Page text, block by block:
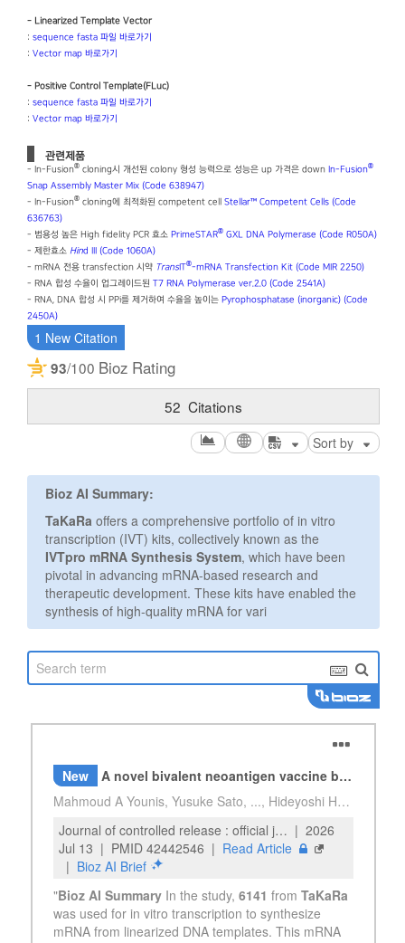
- Linearized Template Vector
: sequence fasta 파일 바로가기
: Vector map 바로가기
- Positive Control Template(FLuc)
: sequence fasta 파일 바로가기
: Vector map 바로가기
관련제품
- In-Fusion® cloning시 개선된 colony 형성 능력으로 성능은 up 가격은 down In-Fusion®
Snap Assembly Master Mix (Code 638947)
- In-Fusion® cloning에 최적화된 competent cell Stellar™ Competent Cells (Code
636763)
- 범용성 높은 High fidelity PCR 효소 PrimeSTAR® GXL DNA Polymerase (Code R050A)
- 제한효소 Hind III (Code 1060A)
- mRNA 전용 transfection 시약 TransIT®-mRNA Transfection Kit (Code MIR 2250)
- RNA 합성 수율이 업그레이드된 T7 RNA Polymerase ver.2.0 (Code 2541A)
- RNA, DNA 합성 시 PPi를 제거하여 수율을 높이는 Pyrophosphatase (inorganic) (Code
2450A)